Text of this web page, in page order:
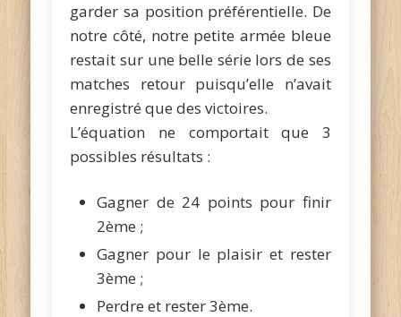
garder sa position préférentielle. De
notre côté, notre petite armée bleue
restait sur une belle série lors de ses
matches retour puisqu’elle n’avait
enregistré que des victoires.
L’équation ne comportait que 3
possibles résultats :
Gagner de 24 points pour finir
2ème ;
Gagner pour le plaisir et rester
3ème ;
Perdre et rester 3ème.